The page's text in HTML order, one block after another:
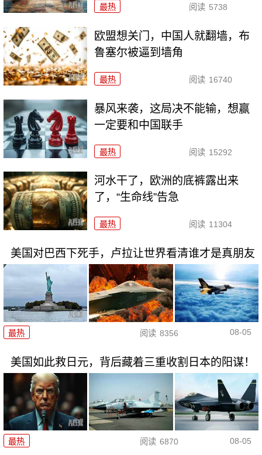
最热 阅读 5738
欧盟想关门，中国人就翻墙，布
鲁塞尔被逼到墙角
最热 阅读 16740
暴风来袭，这局决不能输，想赢
一定要和中国联手
最热 阅读 15292
河水干了，欧洲的底裤露出来
了，“生命线”告急
最热 阅读 11304
美国对巴西下死手，卢拉让世界看清谁才是真朋友
最热 阅读 8356 08-05
美国如此救日元，背后藏着三重收割日本的阳谋！
最热 阅读 6870 08-05